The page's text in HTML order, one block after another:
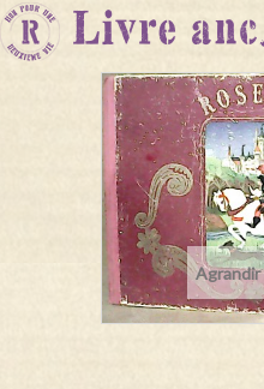
Livre
Agrandir